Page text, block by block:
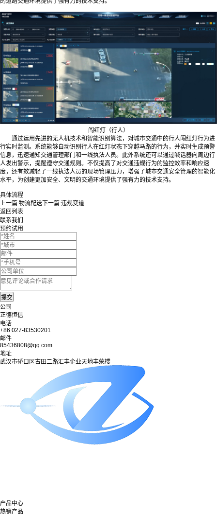
闯红灯（行人）
通过运用先进的无人机技术和智能识别算法，对城市交通中的行人闯红灯行为进
行实时监测。系统能够自动识别行人在红灯状态下穿越马路的行为，并实时生成预警
信息，迅速通知交通管理部门和一线执法人员。此外系统还可以通过喊话器向周边行
人发出警示，提醒遵守交通规则。不仅提高了对交通违规行为的监控效率和响应速
度，还有效减轻了一线执法人员的现场管理压力，增强了城市交通安全管理的智能化
水平，为创建更加安全、文明的交通环境提供了强有力的技术支持。
具体流程
上一篇:物流配送 下一篇:违规变道
返回列表
联系我们
预约试用
公司
正德恒信
电话
+86 027-83530201
邮件
85436808@qq.com
地址
武汉市硚口区古田二路汇丰企业天地丰荣楼
产品中心
热销产品